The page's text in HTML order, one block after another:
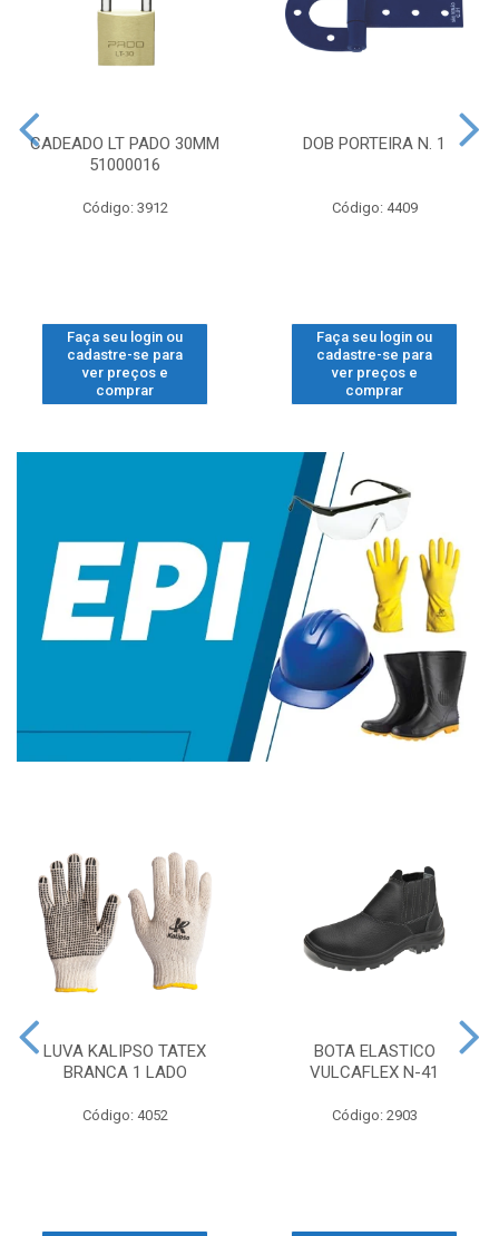
CADEADO LT PADO 30MM
51000016
Código: 3912
Faça seu login ou
cadastre-se para
ver preços e
comprar
DOB PORTEIRA N. 1
Código: 4409
Faça seu login ou
cadastre-se para
ver preços e
comprar
LUVA KALIPSO TATEX
BRANCA 1 LADO
Código: 4052
BOTA ELASTICO
VULCAFLEX N-41
Código: 2903